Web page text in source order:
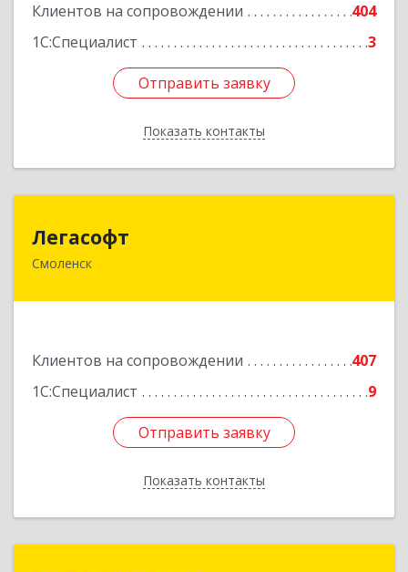
Клиентов на сопровождении
404
1С:Специалист
3
Отправить заявку
Показать контакты
Отправить заявку
Назад
Легасофт
Смоленск
Клиентов на сопровождении
407
1С:Специалист
9
Отправить заявку
Показать контакты
214018, Смоленская обл, Смоленск г, Ново-
Отправить заявку
Назад